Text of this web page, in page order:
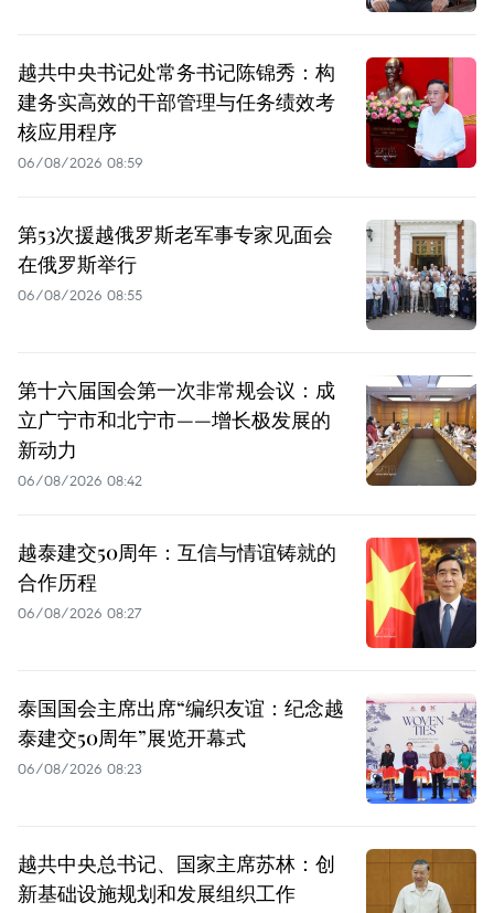
越共中央书记处常务书记陈锦秀：构
建务实高效的干部管理与任务绩效考
核应用程序
06/08/2026 08:59
第53次援越俄罗斯老军事专家见面会
在俄罗斯举行
06/08/2026 08:55
第十六届国会第一次非常规会议：成
立广宁市和北宁市——增长极发展的
新动力
06/08/2026 08:42
越泰建交50周年：互信与情谊铸就的
合作历程
06/08/2026 08:27
泰国国会主席出席“编织友谊：纪念越
泰建交50周年”展览开幕式
06/08/2026 08:23
越共中央总书记、国家主席苏林：创
新基础设施规划和发展组织工作